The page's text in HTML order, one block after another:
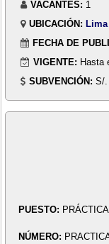
VACANTES: 1
UBICACIÓN: Lima
FECHA DE
VIGENTE: Hasta
SUBVENCIÓN: S/.
PUESTO:
NÚMERO: